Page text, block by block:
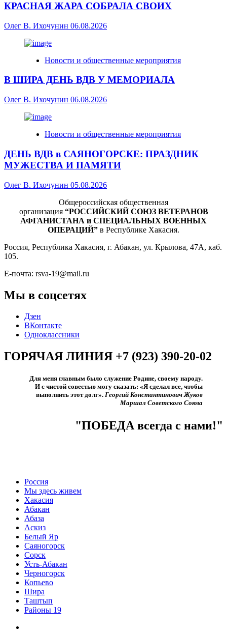
КРАСНАЯ ЖАРА СОБРАЛА СВОИХ
Олег В. Ихочунин 06.08.2026
Новости и общественные мероприятия
В ШИРА ДЕНЬ ВДВ У МЕМОРИАЛА
Олег В. Ихочунин 06.08.2026
Новости и общественные мероприятия
ДЕНЬ ВДВ в САЯНОГОРСКЕ: ПРАЗДНИК
МУЖЕСТВА И ПАМЯТИ
Олег В. Ихочунин 05.08.2026
Общероссийская общественная
организация “РОССИЙСКИЙ СОЮЗ ВЕТЕРАНОВ
АФГАНИСТАНА и СПЕЦИАЛЬНЫХ ВОЕННЫХ
ОПЕРАЦИЙ” в Республике Хакасия.
Россия, Республика Хакасия, г. Абакан, ул. Крылова, 47А, каб.
105.
Е-почта: rsva-19@mail.ru
Мы в соцсетях
Дзен
ВКонтакте
Одноклассники
ГОРЯЧАЯ ЛИНИЯ +7 (923) 390-20-02
Для меня главным было служение Родине, своему народу.
И с чистой совестью могу сказать: «Я сделал все, чтобы
выполнить этот долг».​ Георгий Константинович Жуков
Маршал Советского Союза
"ПОБЕДА всегда с нами!"
Россия
Мы здесь живем
Хакасия
Абакан
Абаза
Аскиз
Белый Яр
Саяногорск
Сорск
Усть-Абакан
Черногорск
Копьево
Шира
Таштып
Районы 19